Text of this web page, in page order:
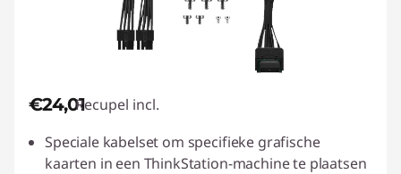
€24,01Recupel incl.
Speciale kabelset om specifieke grafische
kaarten in een ThinkStation-machine te plaatsen